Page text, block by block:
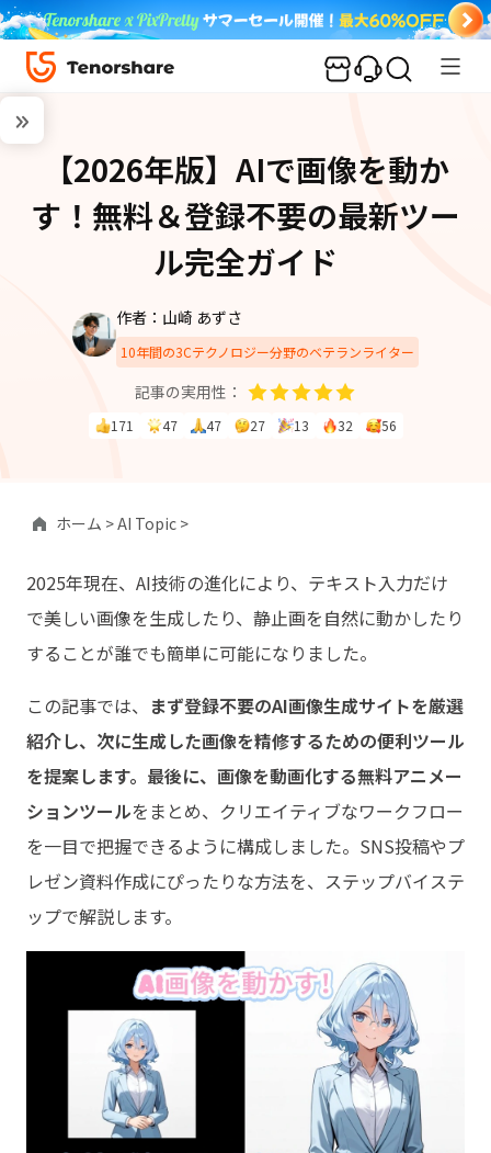
【2026年版】AIで画像を動か
す！無料＆登録不要の最新ツー
ル完全ガイド
作者：山崎 あずさ
10年間の3Cテクノロジー分野のベテランライター
記事の実用性：
171 47 47 27 13 32 56
ホーム >AI Topic >
2025年現在、AI技術の進化により、テキスト入力だけ
で美しい画像を生成したり、静止画を自然に動かしたり
することが誰でも簡単に可能になりました。
この記事では、 まず登録不要のAI画像生成サイトを厳選
紹介し、次に生成した画像を精修するための便利ツール
を提案します。最後に、画像を動画化する無料アニメー
ションツールをまとめ、クリエイティブなワークフロー
を一目で把握できるように構成しました。SNS投稿やプ
レゼン資料作成にぴったりな方法を、ステップバイステ
ップで解説します。